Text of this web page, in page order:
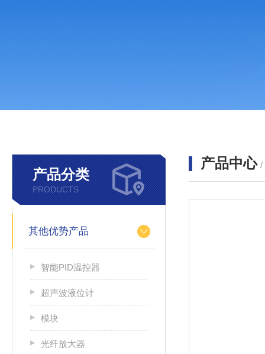
产品分类
PRODUCTS
其他优势产品
智能PID温控器
超声波液位计
模块
光纤放大器
产品中心 /